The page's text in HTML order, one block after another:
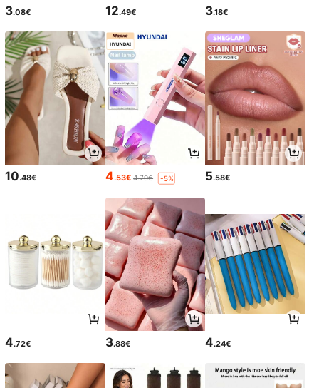
3.08€ 12.49€ 3.18€
10.48€ 4.53€ 4.79€ -5% 5.58€
4.72€ 3.88€ 4.24€